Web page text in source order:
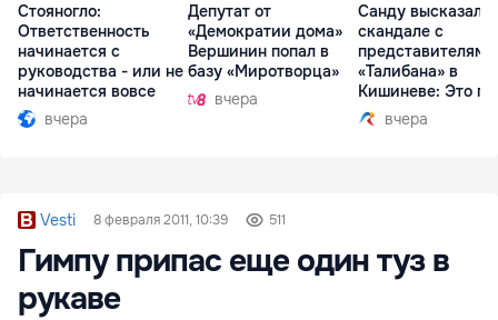
Стояногло:
Ответственность
начинается с
руководства - или не
начинается вовсе
вчера
Депутат от
«Демократии дома»
Вершинин попал в
базу «Миротворца»
вчера
Санду
скандале с
представителями
«Талибана» в
Кишиневе: Это
вчера
Vesti 8 февраля 2011, 10:39 511
Гимпу припас еще один туз в
рукаве